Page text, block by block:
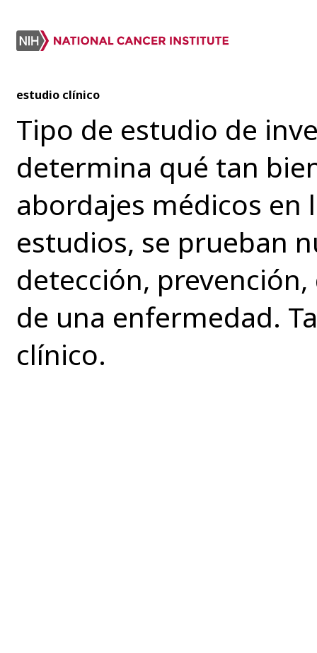
estudio clínico
Tipo de estudio de
determina qué tan
abordajes médicos en
estudios, se prueban
detección,
de una enfermedad.
clínico.